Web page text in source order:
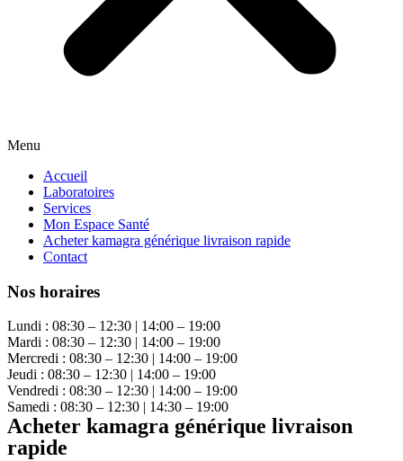
Menu
Accueil
Laboratoires
Services
Mon Espace Santé
Acheter kamagra générique livraison rapide
Contact
Nos horaires
Lundi : 08:30 – 12:30 | 14:00 – 19:00
Mardi : 08:30 – 12:30 | 14:00 – 19:00
Mercredi : 08:30 – 12:30 | 14:00 – 19:00
Jeudi : 08:30 – 12:30 | 14:00 – 19:00
Vendredi : 08:30 – 12:30 | 14:00 – 19:00
Samedi : 08:30 – 12:30 | 14:30 – 19:00
Acheter kamagra générique livraison
rapide